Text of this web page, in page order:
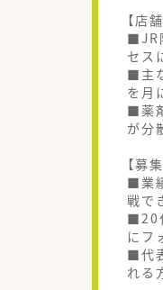
【店
■JR
セス
■主
を月
■薬
が分
【募
■業
戦で
■20
にフ
■代
れる